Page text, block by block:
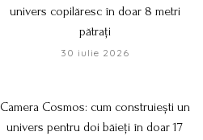
univers copilăresc în doar 8 metri
pătrați
30 iulie 2026
Camera Cosmos: cum construiești un
univers pentru doi băieți în doar 17